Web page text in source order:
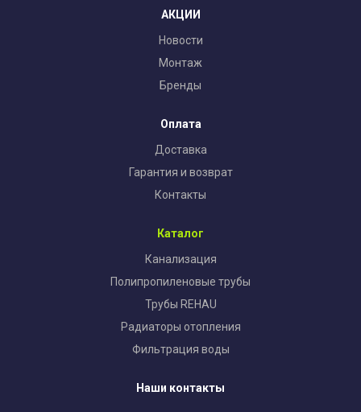
АКЦИИ
Новости
Монтаж
Бренды
Оплата
Доставка
Гарантия и возврат
Контакты
Каталог
Канализация
Полипропиленовые трубы
Трубы REHAU
Радиаторы отопления
Фильтрация воды
Наши контакты